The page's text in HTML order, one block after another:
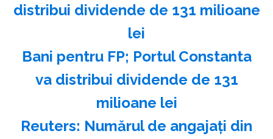
distribui dividende de 131 milioane
lei
Bani pentru FP; Portul Constanta
va distribui dividende de 131
milioane lei
Reuters: Numărul de angajaţi din